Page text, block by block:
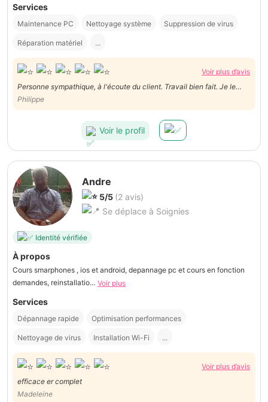
Services
Maintenance PC Nettoyage système Suppression de virus
Réparation matériel ...
Voir plus d’avis
Personne sympathique, à l'écoute du client. Travail bien fait. Je le
recommande .
Philippe
Voir le profil
Andre
5/5 (2 avis)
Se déplace à Soignies
Identité vérifiée
À propos
Cours smarphones , ios et android, depannage pc et cours en fonction
demandes, reinstallatio... Voir plus
Services
Dépannage rapide Optimisation performances
Nettoyage de virus Installation Wi-Fi ...
Voir plus d’avis
efficace er complet
Madeleine